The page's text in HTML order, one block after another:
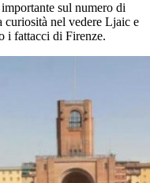
sul numero di
curiosità nel vedere Ljaic e
i fattacci di Firenze.